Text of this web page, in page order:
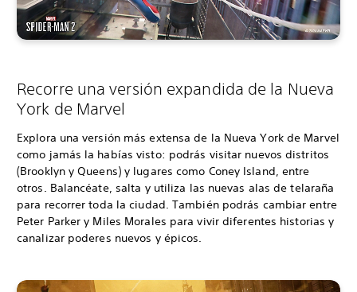
Recorre una versión expandida de la Nueva
York de Marvel
Explora una versión más extensa de la Nueva York de Marvel
como jamás la habías visto: podrás visitar nuevos distritos
(Brooklyn y Queens) y lugares como Coney Island, entre
otros. Balancéate, salta y utiliza las nuevas alas de telaraña
para recorrer toda la ciudad. También podrás cambiar entre
Peter Parker y Miles Morales para vivir diferentes historias y
canalizar poderes nuevos y épicos.